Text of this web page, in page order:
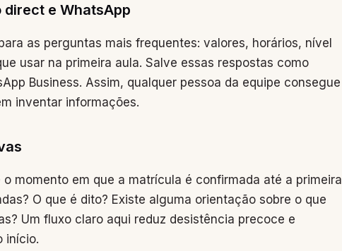
e WhatsApp
as perguntas mais frequentes: valores, horários, nível
usar na primeira aula. Salve essas respostas como
Business. Assim, qualquer pessoa da equipe consegue
inventar informações.
momento em que a matrícula é confirmada até a primeira
O que é dito? Existe alguma orientação sobre o que
Um fluxo claro aqui reduz desistência precoce e
início.